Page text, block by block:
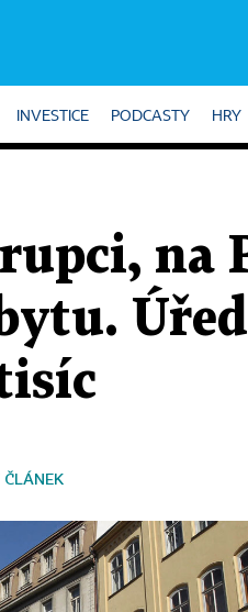
INVESTICE PODCASTY HRY
na
ČLÁNEK